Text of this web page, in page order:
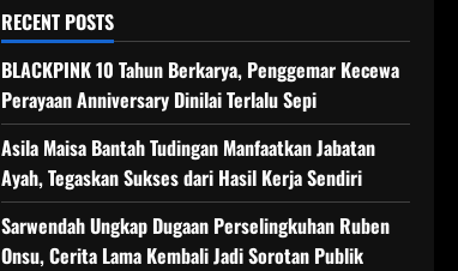
RECENT POSTS
BLACKPINK 10 Tahun Berkarya, Penggemar Kecewa
Perayaan Anniversary Dinilai Terlalu Sepi
Asila Maisa Bantah Tudingan Manfaatkan Jabatan
Ayah, Tegaskan Sukses dari Hasil Kerja Sendiri
Sarwendah Ungkap Dugaan Perselingkuhan Ruben
Onsu, Cerita Lama Kembali Jadi Sorotan Publik